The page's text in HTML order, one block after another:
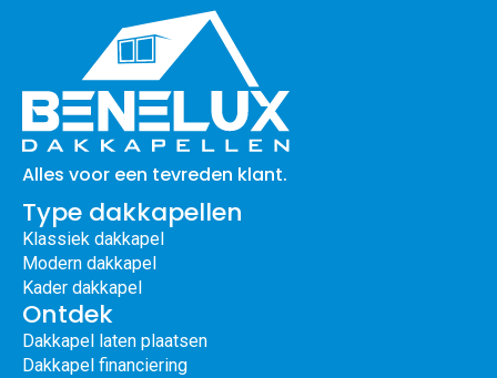
Alles voor een tevreden klant.
Type dakkapellen
Klassiek dakkapel
Modern dakkapel
Kader dakkapel
Ontdek
Dakkapel laten plaatsen
Dakkapel financiering